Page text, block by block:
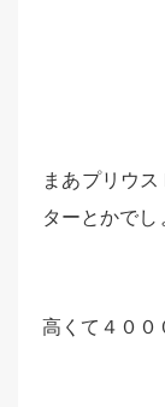
まあプリウ
ターとかでし
高くて４００